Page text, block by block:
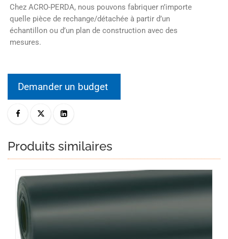
Chez ACRO-PERDA, nous pouvons fabriquer n’importe
quelle pièce de rechange/détachée à partir d’un
échantillon ou d’un plan de construction avec des
mesures.
Demander un budget
Produits similaires